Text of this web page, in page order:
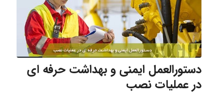
دستورالعمل ایمنی و بهداشت حرفه ای
در عملیات نصب